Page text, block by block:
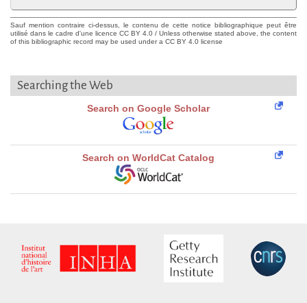
Sauf mention contraire ci-dessus, le contenu de cette notice bibliographique peut être
utilisé dans le cadre d'une licence CC BY 4.0 / Unless otherwise stated above, the content
of this bibliographic record may be used under a CC BY 4.0 license
Searching the Web
Search on Google Scholar
Search on WorldCat Catalog